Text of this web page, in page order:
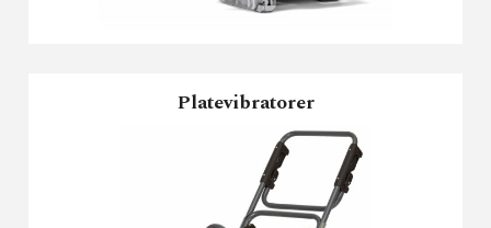
Platevibratorer